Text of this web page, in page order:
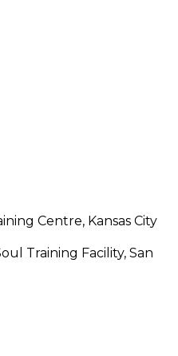
Centre, Kansas City
Training Facility, San